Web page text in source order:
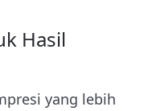
Hasil
yang lebih